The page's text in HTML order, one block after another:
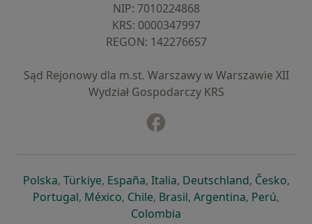
NIP: ⁠7010224868
KRS: ⁠0000347997
REGON: ⁠142276657
Sąd Rejonowy dla m.st. Warszawy w Warszawie XII
Wydział Gospodarczy KRS
Polskaotwiera się w nowej karcie
, Türkiyeotwiera się w nowej karcie
, Españaotwiera się w nowej karcie
, Italiaotwiera się w nowej
, Deutschlandotwiera się
, Česko,
Portugalotwiera się w nowej karcie
, Méxicootwiera się w nowej karcie
, Chileotwiera się w nowej karcie
, Brasilotwiera się w nowej
, Argentinaotwiera się
, Perú,
Colombia